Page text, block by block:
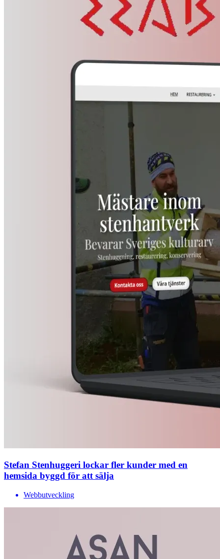
Stefan Stenhuggeri lockar fler kunder med en
hemsida byggd för att sälja
Webbutveckling